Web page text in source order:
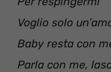
Voglio solo
Baby resta con
Parla con me,